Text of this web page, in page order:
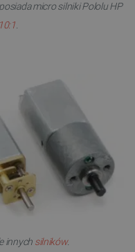
micro silniki Pololu HP
10:1.
innych silników.